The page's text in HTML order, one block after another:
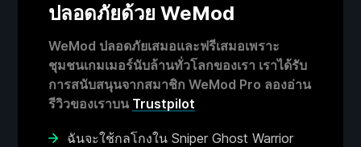
ปลอดภัยด้วย WeMod
WeMod ปลอดภัยเสมอและฟรีเสมอเพราะ
ชุมชนเกมเมอร์นับล้านทั่วโลกของเรา เราได้รับ
การสนับสนุนจากสมาชิก WeMod Pro ลองอ่าน
รีวิวของเราบน Trustpilot
ฉันจะใช้กลโกงใน Sniper Ghost Warrior